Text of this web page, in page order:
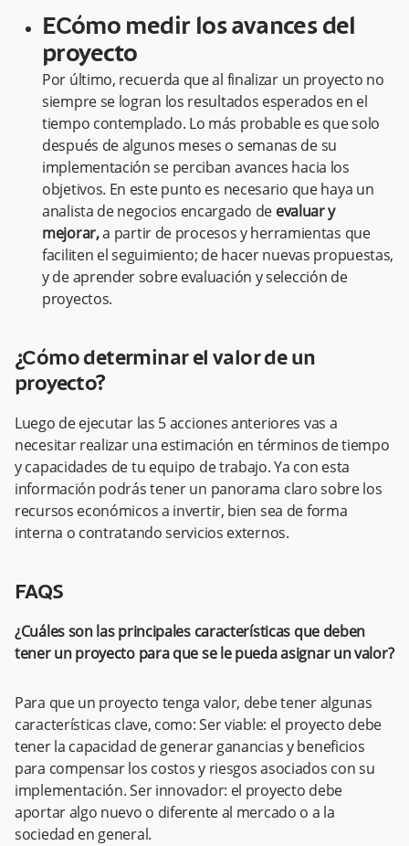
ECómo medir los avances del
proyecto
Por último, recuerda que al finalizar un proyecto no
siempre se logran los resultados esperados en el
tiempo contemplado. Lo más probable es que solo
después de algunos meses o semanas de su
implementación se perciban avances hacia los
objetivos. En este punto es necesario que haya un
analista de negocios encargado de evaluar y
mejorar,a partir de procesos y herramientas que
faciliten el seguimiento; de hacer nuevas propuestas,
y de aprender sobre evaluación y selección de
proyectos.
¿Cómo determinar el valor de un
proyecto?
Luego de ejecutar las 5 acciones anteriores vas a
necesitar realizar una estimación en términos de tiempo
y capacidades de tu equipo de trabajo. Ya con esta
información podrás tener un panorama claro sobre los
recursos económicos a invertir, bien sea de forma
interna o contratando servicios externos.
FAQS
¿Cuáles son las principales características que deben
tener un proyecto para que se le pueda asignar un valor?
Para que un proyecto tenga valor, debe tener algunas
características clave, como: Ser viable: el proyecto debe
tener la capacidad de generar ganancias y beneficios
para compensar los costos y riesgos asociados con su
implementación. Ser innovador: el proyecto debe
aportar algo nuevo o diferente al mercado o a la
sociedad en general.